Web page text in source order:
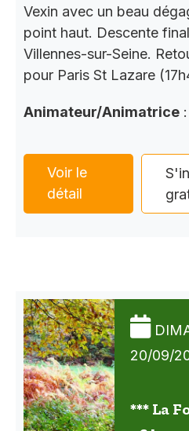
Vexin avec un beau
point haut. Descente
Villennes-sur-Seine.
pour Paris St Lazare
Animateur/Animatrice
Voir le
détail
20/09/
*** La